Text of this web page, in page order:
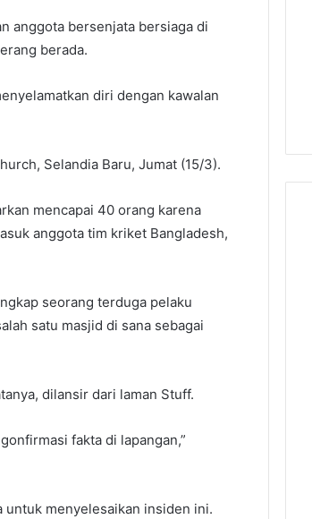
anggota bersenjata bersiaga di
berada.
diri dengan kawalan
Selandia Baru, Jumat (15/3).
mencapai 40 orang karena
anggota tim kriket Bangladesh,
seorang terduga pelaku
satu masjid di sana sebagai
dilansir dari laman Stuff.
fakta di lapangan,”
untuk menyelesaikan insiden ini.